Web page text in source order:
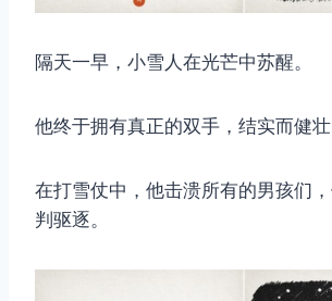
隔天一早，小雪人在光芒中苏醒。
他终于拥有真正的双手，结实而健壮
在打雪仗中，他击溃所有的男孩们
判驱逐。